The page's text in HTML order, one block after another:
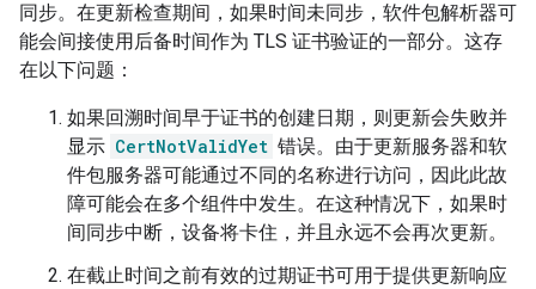
同步。在更新检查期间，如果时间未同步，软件包解析器可
能会间接使用后备时间作为 TLS 证书验证的一部分。这存
在以下问题：
如果回溯时间早于证书的创建日期，则更新会失败并
显示 CertNotValidYet 错误。由于更新服务器和软
件包服务器可能通过不同的名称进行访问，因此此故
障可能会在多个组件中发生。在这种情况下，如果时
间同步中断，设备将卡住，并且永远不会再次更新。
在截止时间之前有效的过期证书可用于提供更新响应